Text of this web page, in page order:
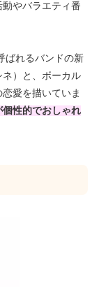
やバラエティ番
ばれるバンドの新
）と、ボーカル
愛を描いていま
個性的でおしゃれ